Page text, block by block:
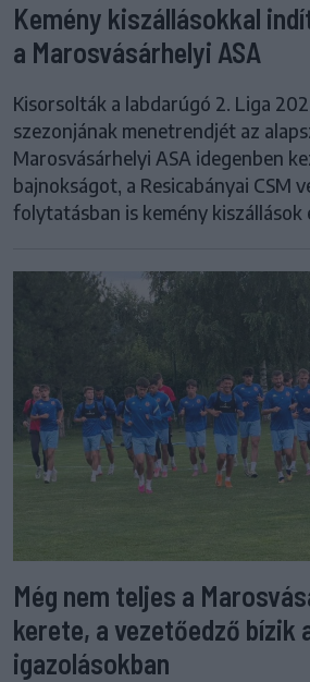
Kemény kiszállásokkal
a Marosvásárhelyi ASA
Kisorsolták a labdarúgó 2. Liga
szezonjának menetrendjét az
Marosvásárhelyi ASA idegenben
bajnokságot, a Resicabányai CSM
folytatásban is kemény kiszállások
Még nem teljes a
kerete, a vezetőedző bízik
igazolásokban